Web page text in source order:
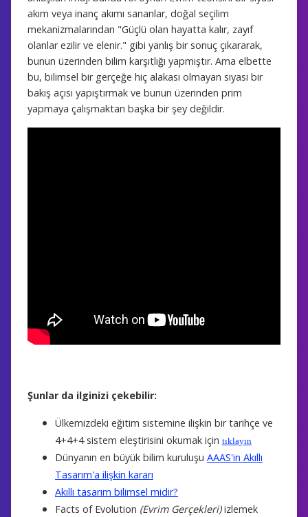
akım veya inanç akımı sananlar, doğal seçilim
mekanizmalarından "Güçlü olan hayatta kalır, zayıf
olanlar ezilir ve elenir." gibi yanlış bir sonuç çıkararak,
bunun üzerinden bilim karşıtlığı yapmıştır. Ama elbette
bu, bilimsel bir gerçeğe hiç alakası olmayan siyasi bir
bakış açısı yapıştırmak ve bunun üzerinden prim
yapmaya çalışmaktan başka bir şey değildir.
Şunlar da ilginizi çekebilir:
Ülkemizdeki eğitim sistemine ilişkin bir tarihçe ve
4+4+4 sistem eleştirisini okumak için tıklayın
Dünyanın en büyük bilim kuruluşu AAAS'in Akıllı
Tasarım'a ilişkin kararı
Akıllı tasarım bilimsel midir?
Facts of Evolution (Evrim Gerçekleri)izlemek